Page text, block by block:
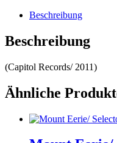
Beschreibung
Beschreibung
(Capitol Records/ 2011)
Ähnliche